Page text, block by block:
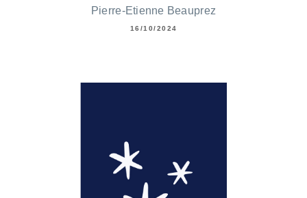
Pierre-Etienne Beauprez
16/10/2024